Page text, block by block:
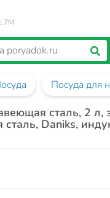
Посуда для
сталь, 2 л,
Daniks,